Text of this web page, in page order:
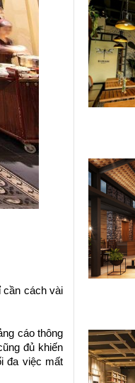
cần cách vài
cáo thông
đủ khiến
đa việc mất